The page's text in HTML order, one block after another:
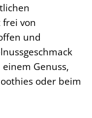
frei von
und
Genuss,
oder beim